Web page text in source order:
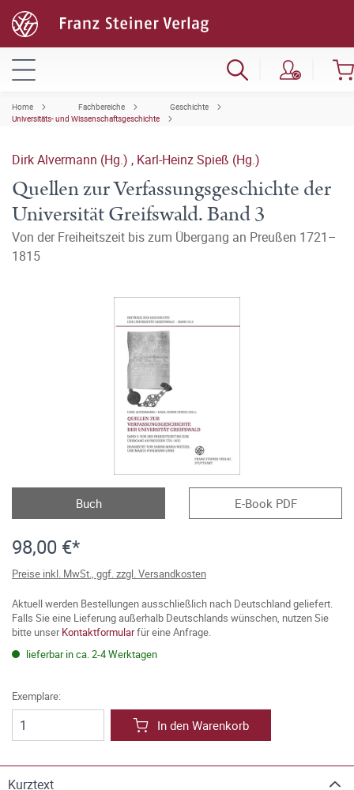
Home Fachbereiche
Geschichte
Universitäts- und Wissenschaftsgeschichte
Dirk Alvermann (Hg.) , Karl-Heinz Spieß (Hg.)
Quellen zur Verfassungsgeschichte der
Universität Greifswald. Band 3
Von der Freiheitszeit bis zum Übergang an Preußen 1721–
1815
Buch E-Book PDF
98,00 €*
Preise inkl. MwSt., ggf. zzgl. Versandkosten
Aktuell werden Bestellungen ausschließlich nach Deutschland geliefert.
Falls Sie eine Lieferung außerhalb Deutschlands wünschen, nutzen Sie
bitte unserKontaktformularfür eine Anfrage.
lieferbar in ca. 2-4 Werktagen
Exemplare:
In den Warenkorb
Kurztext